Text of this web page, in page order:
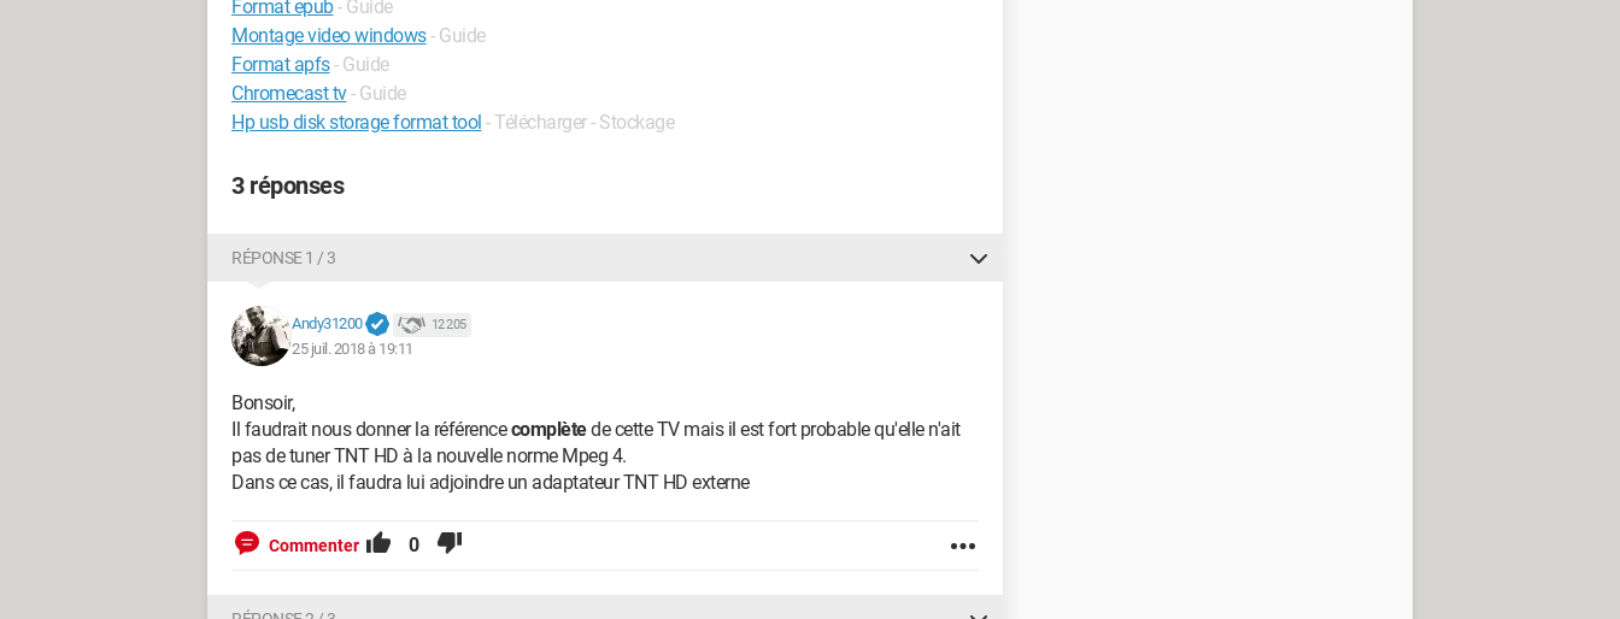
Format epub- Guide
Montage video windows- Guide
Format apfs- Guide
Chromecast tv- Guide
Hp usb disk storage format tool - Télécharger - Stockage
3 réponses
RÉPONSE 1 / 3
Andy31200 12 205
25 juil. 2018 à 19:11
Bonsoir,
Il faudrait nous donner la référencecomplètede cette TV mais il est fort probable qu'elle n'ait
pas de tuner TNT HD à la nouvelle norme Mpeg 4.
Dans ce cas, il faudra lui adjoindre un adaptateur TNT HD externe
Commenter 0